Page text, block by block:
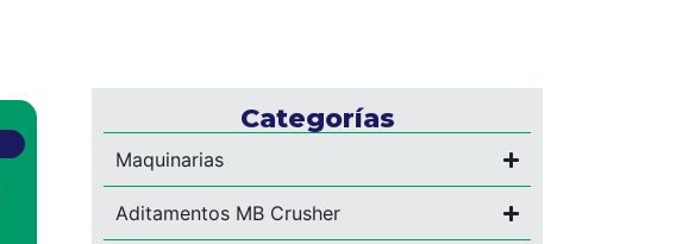
Categorías
Maquinarias
Aditamentos MB Crusher